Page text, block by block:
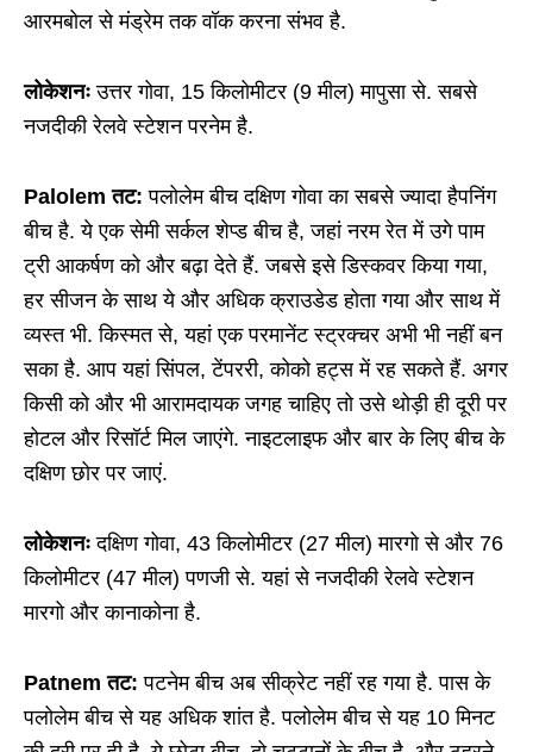
आरमबोल से मंड्रेम तक वॉक करना संभव है.
लोकेशनः उत्तर गोवा, 15 किलोमीटर (9 मील) मापुसा से. सबसे
नजदीकी रेलवे स्टेशन परनेम है.
Palolem तट: पलोलेम बीच दक्षिण गोवा का सबसे ज्यादा हैपनिंग
बीच है. ये एक सेमी सर्कल शेप्ड बीच है, जहां नरम रेत में उगे पाम
ट्री आकर्षण को और बढ़ा देते हैं. जबसे इसे डिस्कवर किया गया,
हर सीजन के साथ ये और अधिक क्राउडेड होता गया और साथ में
व्यस्त भी. किस्मत से, यहां एक परमानेंट स्ट्रक्चर अभी भी नहीं बन
सका है. आप यहां सिंपल, टेंपररी, कोको हट्स में रह सकते हैं. अगर
किसी को और भी आरामदायक जगह चाहिए तो उसे थोड़ी ही दूरी पर
होटल और रिसॉर्ट मिल जाएंगे. नाइटलाइफ और बार के लिए बीच के
दक्षिण छोर पर जाएं.
लोकेशनः दक्षिण गोवा, 43 किलोमीटर (27 मील) मारगो से और 76
किलोमीटर (47 मील) पणजी से. यहां से नजदीकी रेलवे स्टेशन
मारगो और कानाकोना है.
Patnem तट: पटनेम बीच अब सीक्रेट नहीं रह गया है. पास के
पलोलेम बीच से यह अधिक शांत है. पलोलेम बीच से यह 10 मिनट